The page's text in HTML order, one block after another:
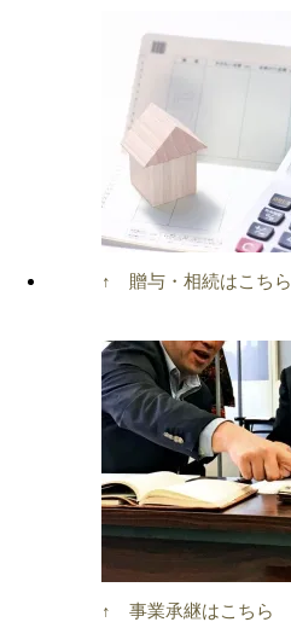
↑ 贈与・相続はこちら
↑ 事業承継はこちら